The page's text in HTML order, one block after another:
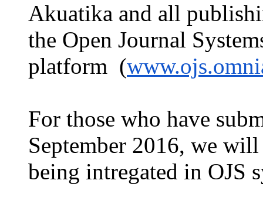
Akuatika and all
the Open Journal
platform (
For those who have
September 2016, we will
being intregated in OJS